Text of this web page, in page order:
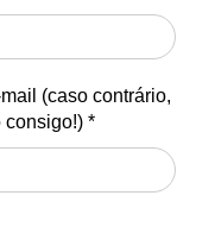
(caso contrário,
consigo!) *